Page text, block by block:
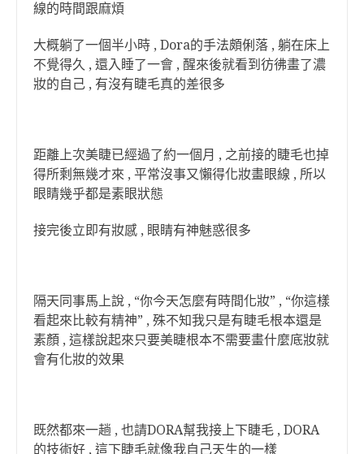
線的時間跟麻煩
大概躺了一個半小時 , Dora的手法頗俐落 , 躺在床上
不覺得久 , 還入睡了一會 , 醒來後就看到彷彿畫了濃
妝的自己 , 有沒有睫毛真的差很多
距離上次美睫已經過了約一個月 , 之前接的睫毛也掉
得所剩無幾才來 , 平常沒事又懶得化妝畫眼線 , 所以
眼睛幾乎都是素眼狀態
接完後立即有妝感 , 眼睛有神魅惑很多
隔天同事馬上說 , “你今天怎麼有時間化妝” , “你這樣
看起來比較有精神” , 殊不知我只是有睫毛根本還是
素顏 , 這樣說起來只要美睫根本不需要畫什麼底妝就
會有化妝的效果
既然都來一趟 , 也請DORA幫我接上下睫毛 , DORA
的技術好 , 這下睫毛就像我自己天生的一樣